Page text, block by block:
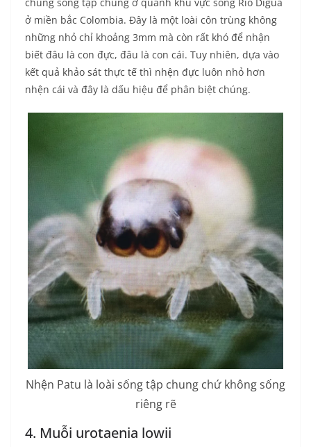
ở miền bắc Colombia. Đây là một loài côn trùng không
những nhỏ chỉ khoảng 3mm mà còn rất khó để nhận
biết đâu là con đực, đâu là con cái. Tuy nhiên, dựa vào
kết quả khảo sát thực tế thì nhện đực luôn nhỏ hơn
nhện cái và đây là dấu hiệu để phân biệt chúng.
Nhện Patu là loài sống tập chung chứ không sống
riêng rẽ
4. Muỗi urotaenia lowii